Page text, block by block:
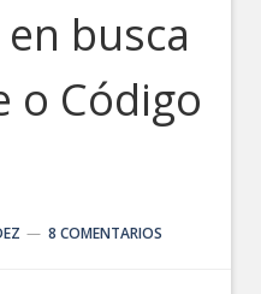
busca
o Código
8 COMENTARIOS